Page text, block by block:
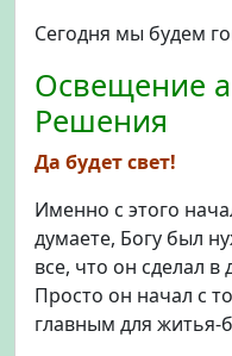
Сегодня мы будем
Освещение
Решения
Да будет свет!
Именно с этого
думаете, Богу был
все, что он сделал
Просто он начал с
главным для житья-